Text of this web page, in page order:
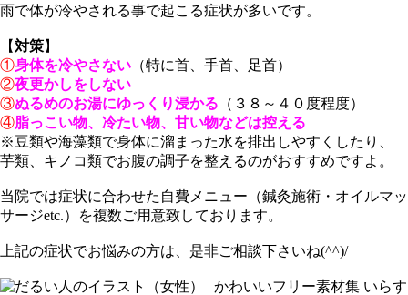
雨で体が冷やされる事で起こる症状が多いです。
【対策】
①身体を冷やさない （特に首、手首、足首）
②夜更かしをしない
③ぬるめのお湯にゆっくり浸かる （３８～４０度程度）
④脂っこい物、冷たい物、甘い物などは控える
※豆類や海藻類で身体に溜まった水を排出しやすくしたり、
芋類、キノコ類でお腹の調子を整えるのがおすすめですよ。
当院では症状に合わせた自費メニュー（鍼灸施術・オイルマッ
サージetc.）を複数ご用意致しております。
上記の症状でお悩みの方は、是非ご相談下さいね(^^)/